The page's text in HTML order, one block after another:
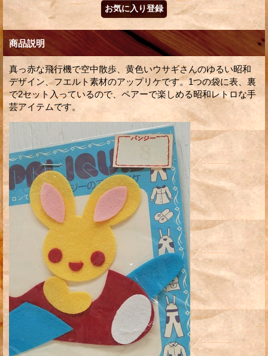
商品説明
真っ赤な飛行機で空中散歩、黄色いウサギさんのゆるい昭和
デザイン、フエルト素材のアップリケです。1つの袋に表、裏
で2セット入っているので、ペアーで楽しめる昭和レトロな手
芸アイテムです。